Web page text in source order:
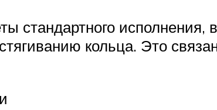
стандартного исполнения,
кольца. Это